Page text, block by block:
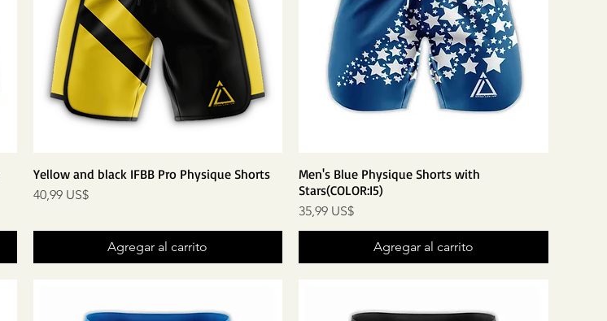
Yellow and black IFBB Pro Physique Shorts
Precio
40,99 US$
Agregar al carrito
Men's Blue Physique Shorts with
Stars(COLOR:I5)
Precio
35,99 US$
Agregar al carrito